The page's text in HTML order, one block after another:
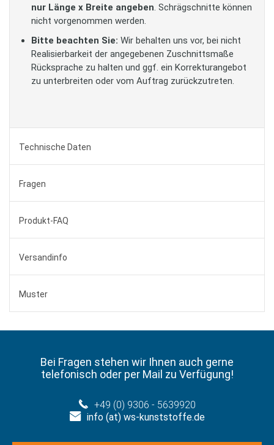
nur Länge x Breite angeben. Schrägschnitte können
nicht vorgenommen werden.
Bitte beachten Sie: Wir behalten uns vor, bei nicht
Realisierbarkeit der angegebenen Zuschnittsmaße
Rücksprache zu halten und ggf. ein Korrekturangebot
zu unterbreiten oder vom Auftrag zurückzutreten.
Technische Daten
Fragen
Produkt-FAQ
Versandinfo
Muster
Bei Fragen stehen wir Ihnen auch gerne
telefonisch oder per Mail zu Verfügung!
+49 (0) 9306 - 5639920
info (at) ws-kunststoffe.de